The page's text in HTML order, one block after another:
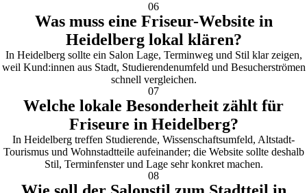
06
Was muss eine Friseur-Website in
Heidelberg lokal klären?
In Heidelberg sollte ein Salon Lage, Terminweg und Stil klar zeigen,
weil Kund:innen aus Stadt, Studierendenumfeld und Besucherströmen
schnell vergleichen.
07
Welche lokale Besonderheit zählt für
Friseure in Heidelberg?
In Heidelberg treffen Studierende, Wissenschaftsumfeld, Altstadt-
Tourismus und Wohnstadtteile aufeinander; die Website sollte deshalb
Stil, Terminfenster und Lage sehr konkret machen.
08